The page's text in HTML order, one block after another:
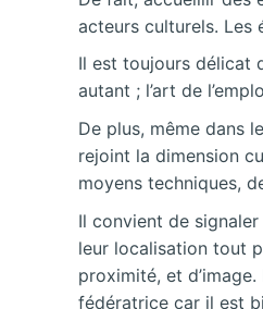
acteurs culturels. Les
Il est toujours délicat
autant ; l’art de
De plus, même dans
rejoint la dimension
moyens techniques,
Il convient de
leur localisation tout
proximité, et
fédératrice car il est